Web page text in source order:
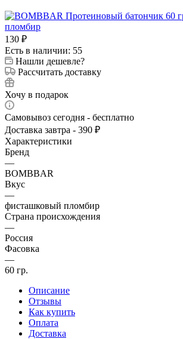
130 ₽
Есть в наличии: 55
Нашли дешевле?
Рассчитать доставку
Хочу в подарок
Самовывоз сегодня - бесплатно
Доставка завтра - 390 ₽
Характеристики
Бренд
—
BOMBBAR
Вкус
—
фисташковый пломбир
Страна происхождения
—
Россия
Фасовка
—
60 гр.
Описание
Отзывы
Как купить
Оплата
Доставка